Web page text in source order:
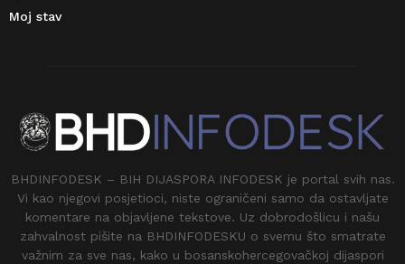
Moj stav
BHDINFODESK – BIH DIJASPORA INFODESK je portal svih nas.
Vi kao njegovi posjetioci, niste ograničeni samo da ostavljate
komentare na objavljene tekstove. Uz dobrodošlicu i našu
zahvalnost pišite na BHDINFODESKU o svemu što smatrate
važnim za sve nas, kako u bosanskohercegovačkoj dijaspori